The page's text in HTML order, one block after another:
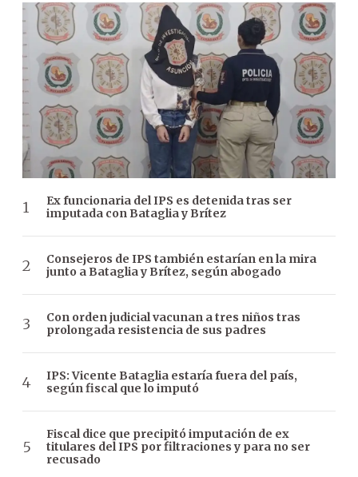
Ex funcionaria del IPS es detenida tras ser
imputada con Bataglia y Brítez
Consejeros de IPS también estarían en la mira
junto a Bataglia y Brítez, según abogado
Con orden judicial vacunan a tres niños tras
prolongada resistencia de sus padres
IPS: Vicente Bataglia estaría fuera del país,
según fiscal que lo imputó
Fiscal dice que precipitó imputación de ex
titulares del IPS por filtraciones y para no ser
recusado